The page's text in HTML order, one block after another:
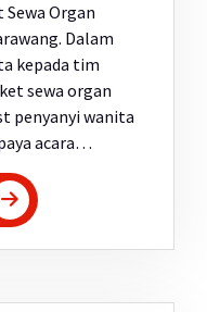
Organ
Dalam
kepada tim
sewa organ
penyanyi wanita
acara…